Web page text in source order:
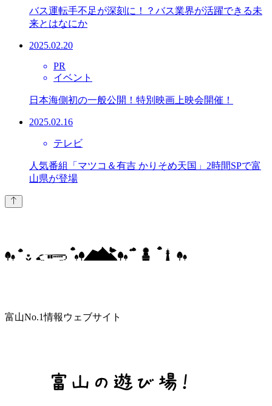
バス運転手不足が深刻に！？バス業界が活躍できる未
来とはなにか
2025.02.20
PR
イベント
日本海側初の一般公開！特別映画上映会開催！
2025.02.16
テレビ
人気番組「マツコ＆有吉 かりそめ天国」2時間SPで富
山県が登場
富山No.1情報ウェブサイト